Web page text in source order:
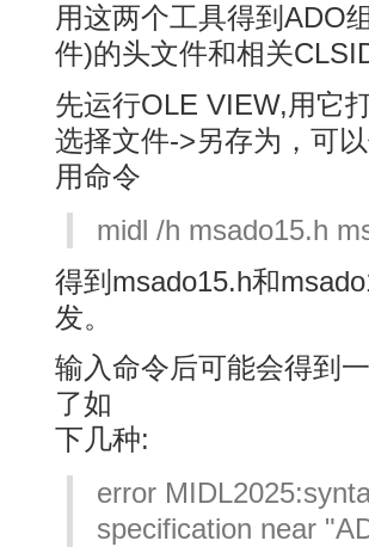
用这两个工具得到ADO
件)的头文件和相关
先运行OLE VIEW,用它
选择文件->另存为，可
用命令
midl /h msado15.h
得到msado15.h和
发。
输入命令后可能会得到
了如
下几种:
error
specification near